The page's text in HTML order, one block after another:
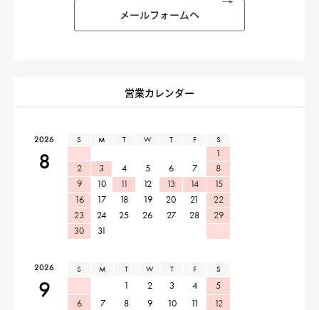
メールフォームへ
営業カレンダー
2026
8
S M T W T F S
1
2
3 4 5 6 7
8
9
10 11 12 13 14
15
16
17 18 19 20 21
22
23
24 25 26 27 28
29
30
31
2026
9
S M T W T F S
1 2 3 4
5
6
7 8 9 10 11
12